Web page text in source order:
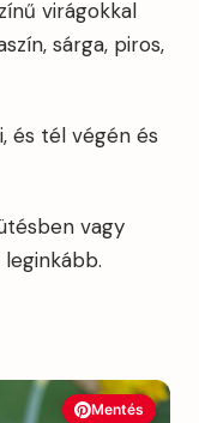
virágokkal
sárga, piros,
és tél végén és
vagy
Mentés